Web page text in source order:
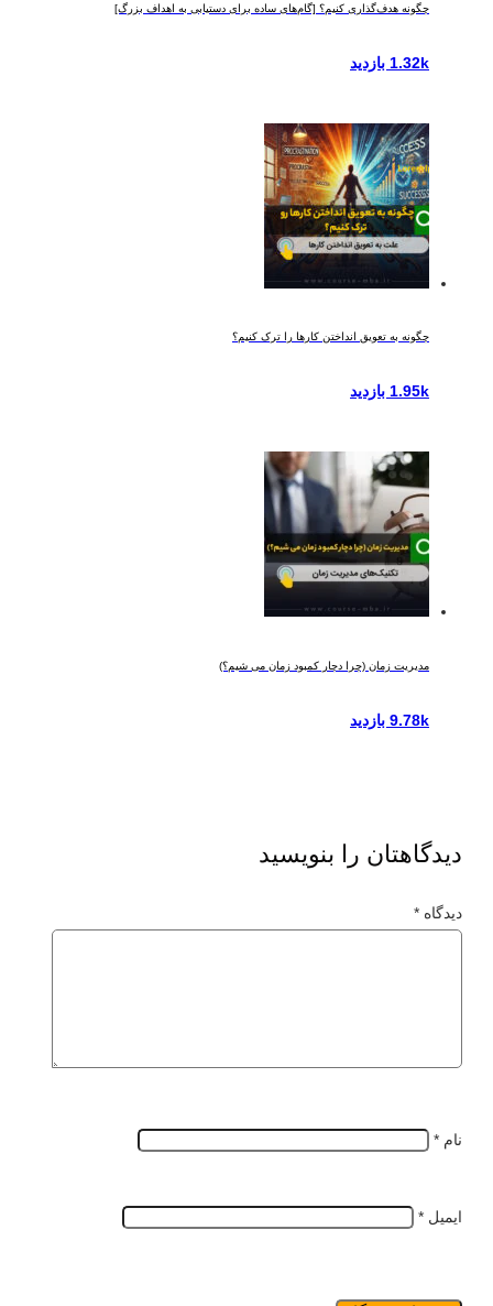
چگونه هدف‌گذاری کنیم؟ [گام‌های ساده برای دستیابی به اهداف بزرگ]
1.32k بازدید
چگونه به تعویق انداختن کارها را ترک کنیم؟
1.95k بازدید
مدیریت زمان (چرا دچار کمبود زمان می شیم؟)
9.78k بازدید
دیدگاهتان را بنویسید
دیدگاه *
نام *
ایمیل *